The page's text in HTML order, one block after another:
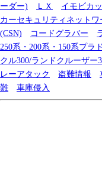
ーダー)
ＬＸ
イモビカ
カーセキュリティネットワ
(CSN)
コードグラバー
250系・200系・150系プラド
クル300/ランドクルーザー
レーアタック
盗難情報
難
車庫侵入